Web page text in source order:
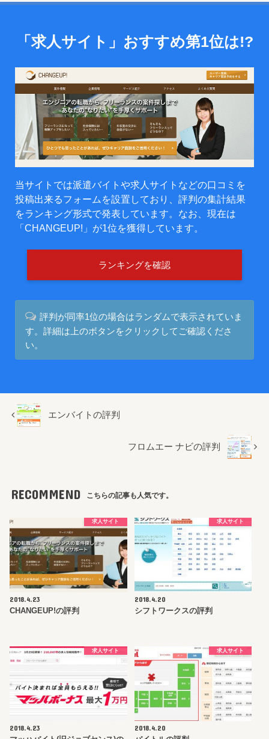
「求人サイト」 おすすめ第1位は!?
当サイトでは派遣バイトや求人サイトなどの口コミを
投稿出来るフォームを設置しており、評判の集計結果
をランキング形式で発表しています。なお、現在は
「CHANGEUP!」が1位を獲得しています。
ランキングを確認
評判が同率1位の場合はランダムで表示されていま
す。詳細は上のボタンをクリックしてご確認くださ
い。
エンバイトの評判
フロムエー ナビの評判
RECOMMEND こちらの記事も人気です。
求人サイト
2018.4.23
CHANGEUP!の評判
求人サイト
2018.4.20
シフトワークスの評判
求人サイト
2018.4.23
求人サイト
2018.4.20